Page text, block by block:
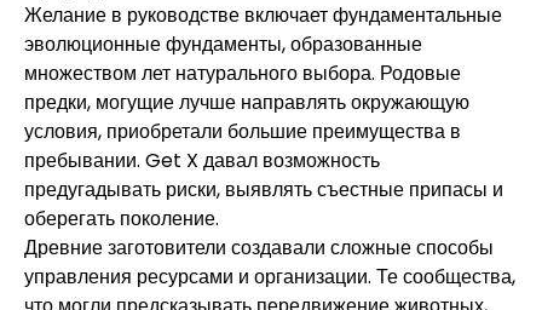
Желание в руководстве включает фундаментальные
эволюционные фундаменты, образованные
множеством лет натурального выбора. Родовые
предки, могущие лучше направлять окружающую
условия, приобретали большие преимущества в
пребывании. Get X давал возможность
предугадывать риски, выявлять съестные припасы и
оберегать поколение.
Древние заготовители создавали сложные способы
управления ресурсами и организации. Те сообщества,